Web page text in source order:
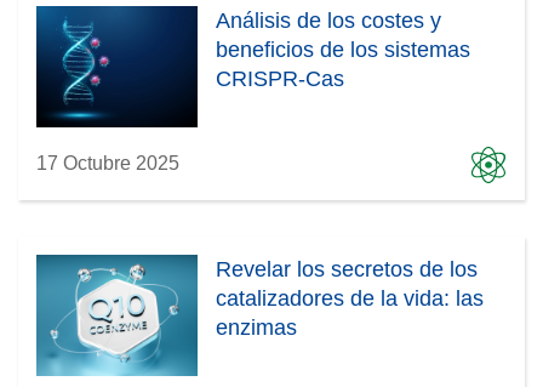
Análisis de los costes y
beneficios de los sistemas
CRISPR-Cas
17 Octubre 2025
Revelar los secretos de los
catalizadores de la vida: las
enzimas